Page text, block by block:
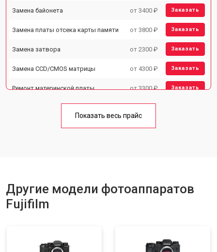
Замена байонета от 3400 ₽ Заказать
Замена платы отсека карты памяти от 3800 ₽ Заказать
Замена затвора от 2300 ₽ Заказать
Замена CCD/CMOS матрицы от 4300 ₽ Заказать
Ремонт материнской платы от 3300 ₽ Заказать
Показать весь прайс
Другие модели фотоаппаратов
Fujifilm